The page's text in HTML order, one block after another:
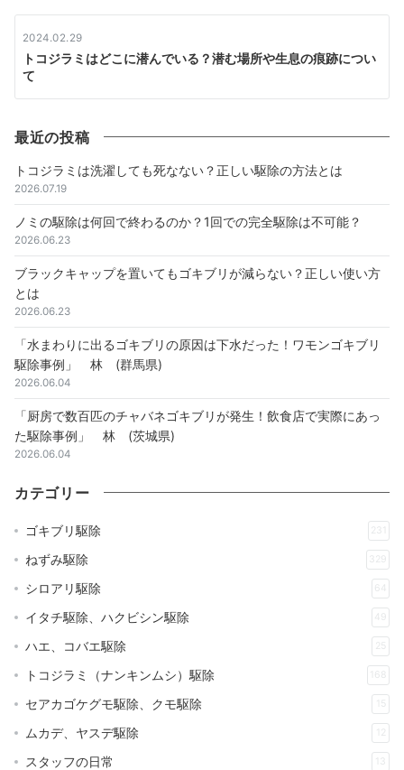
2024.02.29
トコジラミはどこに潜んでいる？潜む場所や生息の痕跡につい
て
最近の投稿
トコジラミは洗濯しても死なない？正しい駆除の方法とは
2026.07.19
ノミの駆除は何回で終わるのか？1回での完全駆除は不可能？
2026.06.23
ブラックキャップを置いてもゴキブリが減らない？正しい使い方
とは
2026.06.23
「水まわりに出るゴキブリの原因は下水だった！ワモンゴキブリ
駆除事例」 林 (群馬県)
2026.06.04
「厨房で数百匹のチャバネゴキブリが発生！飲食店で実際にあっ
た駆除事例」 林 (茨城県)
2026.06.04
カテゴリー
ゴキブリ駆除 231
ねずみ駆除 329
シロアリ駆除 64
イタチ駆除、ハクビシン駆除 49
ハエ、コバエ駆除 25
トコジラミ（ナンキンムシ）駆除 168
セアカゴケグモ駆除、クモ駆除 15
ムカデ、ヤスデ駆除 12
スタッフの日常